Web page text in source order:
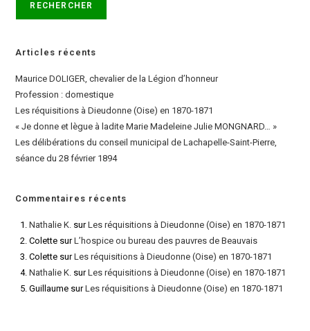
RECHERCHER
Articles récents
Maurice DOLIGER, chevalier de la Légion d’honneur
Profession : domestique
Les réquisitions à Dieudonne (Oise) en 1870-1871
« Je donne et lègue à ladite Marie Madeleine Julie MONGNARD… »
Les délibérations du conseil municipal de Lachapelle-Saint-Pierre,
séance du 28 février 1894
Commentaires récents
Nathalie K. surLes réquisitions à Dieudonne (Oise) en 1870-1871
Colette surL’hospice ou bureau des pauvres de Beauvais
Colette surLes réquisitions à Dieudonne (Oise) en 1870-1871
Nathalie K. surLes réquisitions à Dieudonne (Oise) en 1870-1871
Guillaume surLes réquisitions à Dieudonne (Oise) en 1870-1871